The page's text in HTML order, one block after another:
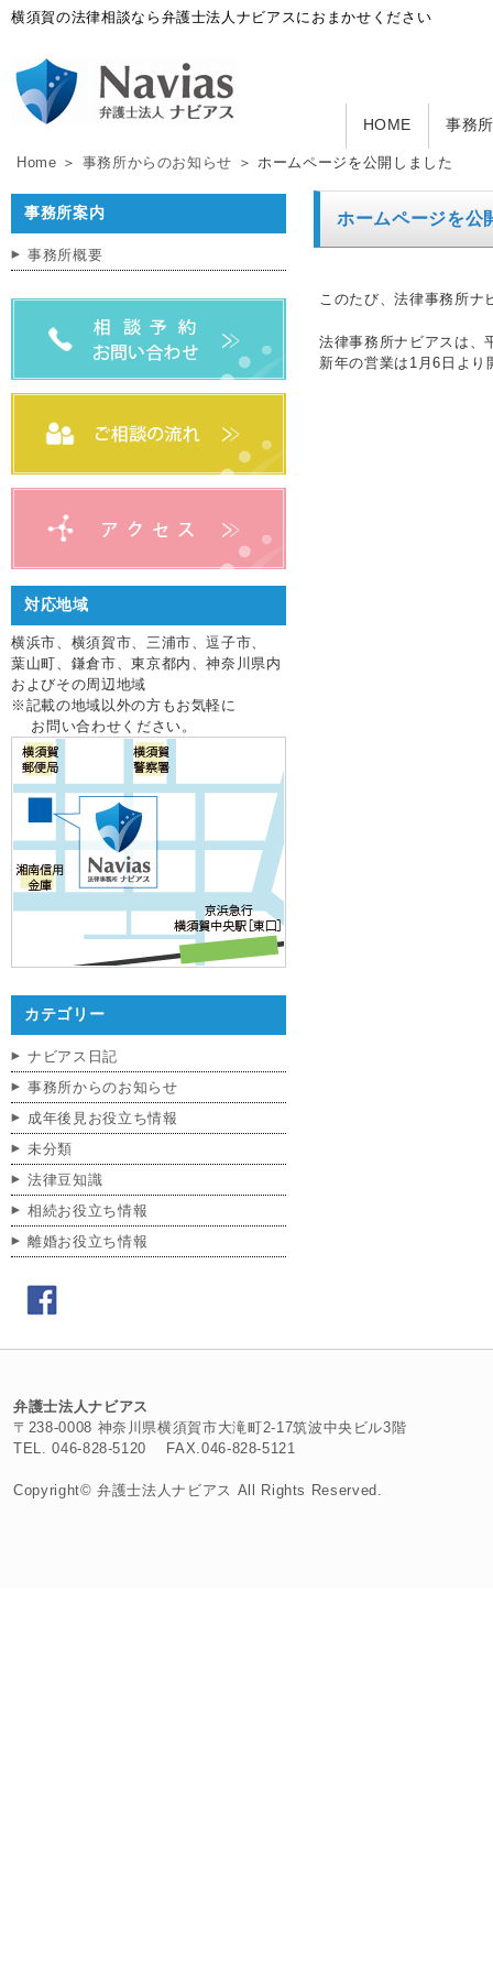
横須賀の法律相談なら弁護士法人ナビアスにおまかせください
HOME 事務
Home ＞ 事務所からのお知らせ ＞ ホームページを公開しました
ホームページを公
このたび、法律事務所ナ
法律事務所ナビアスは、
新年の営業は1月6日より
事務所案内
事務所概要
対応地域
横浜市、横須賀市、三浦市、逗子市、
葉山町、鎌倉市、東京都内、神奈川県内
およびその周辺地域
※記載の地域以外の方もお気軽に
お問い合わせください。
カテゴリー
ナビアス日記
事務所からのお知らせ
成年後見お役立ち情報
未分類
法律豆知識
相続お役立ち情報
離婚お役立ち情報
弁護士法人ナビアス
〒238-0008 神奈川県横須賀市大滝町2-17筑波中央ビル3階
TEL. 046-828-5120 FAX.046-828-5121
Copyright© 弁護士法人ナビアス All Rights Reserved.